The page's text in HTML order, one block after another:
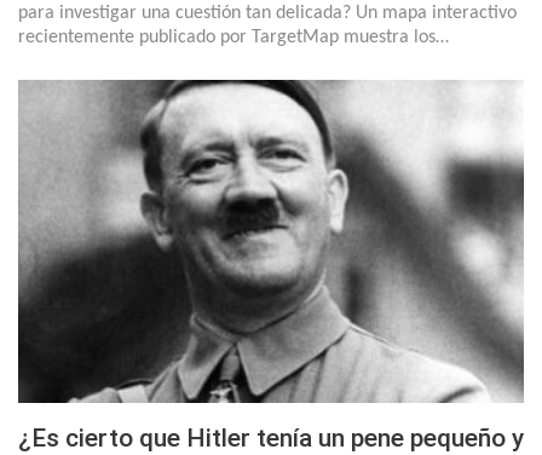
para investigar una cuestión tan delicada? Un mapa interactivo
recientemente publicado por TargetMap muestra los…
¿Es cierto que Hitler tenía un pene pequeño y